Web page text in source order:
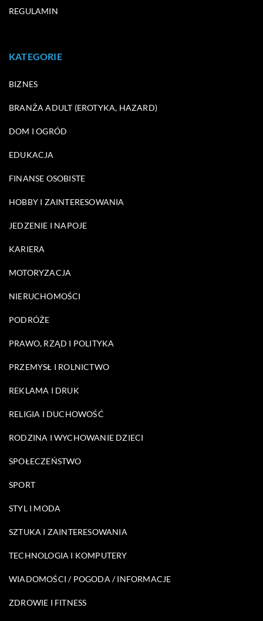
REGULAMIN
KATEGORIE
BIZNES
BRANŻA ADULT (EROTYKA, HAZARD)
DOM I OGRÓD
EDUKACJA
FINANSE OSOBISTE
HOBBY I ZAINTERESOWANIA
JEDZENIE I NAPOJE
KARIERA
MOTORYZACJA
NIERUCHOMOŚCI
PODRÓŻE
PRAWO, RZĄD I POLITYKA
PRZEMYSŁ I ROLNICTWO
REKLAMA I DRUK
RELIGIA I DUCHOWOŚĆ
RODZINA I WYCHOWANIE DZIECI
SPOŁECZEŃSTWO
SPORT
STYL I MODA
SZTUKA I ZAINTERESOWANIA
TECHNOLOGIA I KOMPUTERY
WIADOMOŚCI / POGODA / INFORMACJE
ZDROWIE I FITNESS